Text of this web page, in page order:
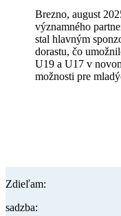
Brezno, august
významného
stal hlavným
dorastu, čo
U19 a U17 v
možnosti pre
Zdieľam:
sadzba: